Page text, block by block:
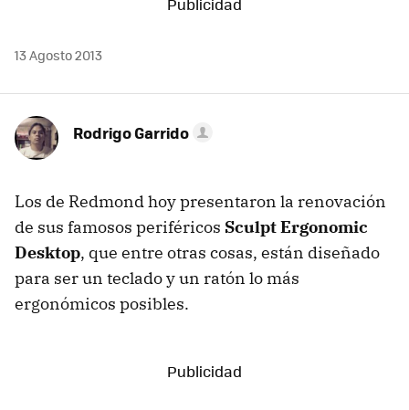
MAIL
13 Agosto 2013
Rodrigo Garrido
Los de Redmond hoy presentaron la renovación
de sus famosos periféricos Sculpt Ergonomic
Desktop, que entre otras cosas, están diseñado
para ser un teclado y un ratón lo más
ergonómicos posibles.